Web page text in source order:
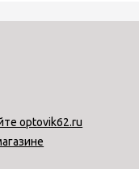
optovik62.ru